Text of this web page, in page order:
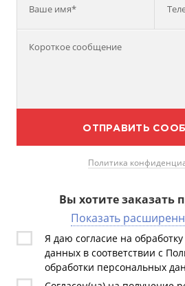
Ваше имя*
ОТПРАВИТЬ
Вы хотите заказать
Показать
Политика
Я даю согласие на
данных в соответствии с
обработки персональных